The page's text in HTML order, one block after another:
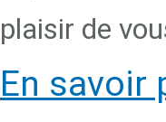
plaisir de
En savoir